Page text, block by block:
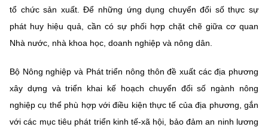
tổ chức sản xuất. Để những ứng dụng chuyển đổi số thực sự
phát huy hiệu quả, cần có sự phối hợp chặt chẽ giữa cơ quan
Nhà nước, nhà khoa học, doanh nghiệp và nông dân.
Bộ Nông nghiệp và Phát triển nông thôn đề xuất các địa phương
xây dựng và triển khai kế hoạch chuyển đổi số ngành nông
nghiệp cụ thể phù hợp với điều kiện thực tế của địa phương, gắn
với các mục tiêu phát triển kinh tế-xã hội, bảo đảm an ninh lương